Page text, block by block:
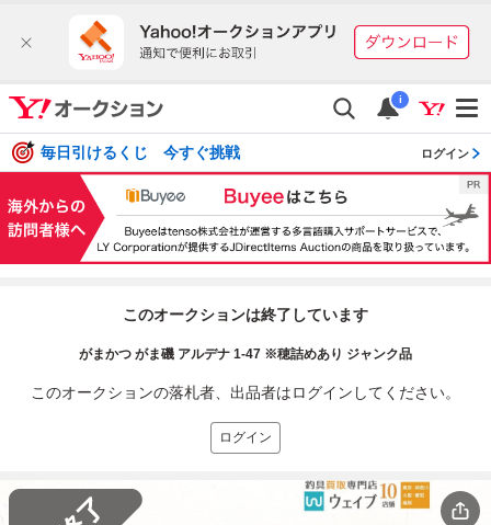
i
毎日引けるくじ 今すぐ挑戦 ログイン
このオークションは終了しています
がまかつ がま磯 アルデナ 1-47 ※穂詰めあり ジャンク品
このオークションの落札者、出品者はログインしてください。
ログイン